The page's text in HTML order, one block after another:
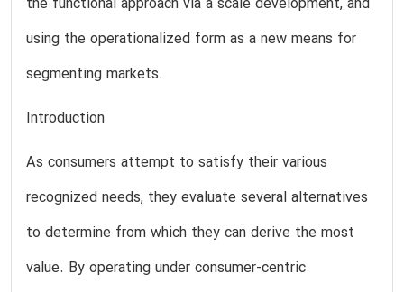
the functional approach via a scale development, and
using the operationalized form as a new means for
segmenting markets.
Introduction
As consumers attempt to satisfy their various
recognized needs, they evaluate several alternatives
to determine from which they can derive the most
value. By operating under consumer-centric